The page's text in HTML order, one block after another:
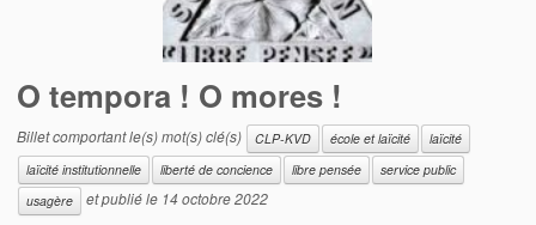
O tempora ! O mores !
Billet comportant le(s) mot(s) clé(s) CLP-KVD école et laïcité
laïcité
laïcité institutionnelle
liberté de concience libre pensée
service public
usagère
et publié le 14 octobre 2022